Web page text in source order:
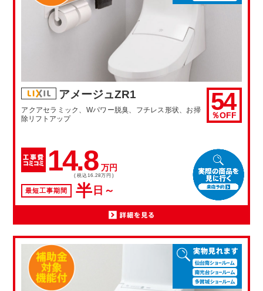
54
％OFF
アメージュZR1
アクアセラミック、Wパワー脱臭、フチレス形状、お掃
除リフトアップ
14.8 万円
(税込16.28万円)
最短工事期間 半 日～